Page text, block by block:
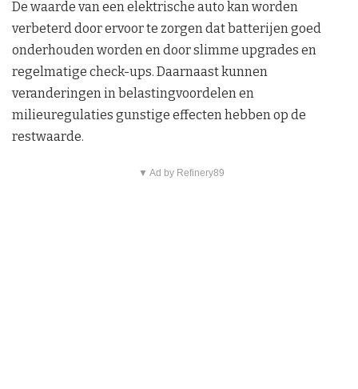
De waarde van een elektrische auto kan worden
verbeterd door ervoor te zorgen dat batterijen goed
onderhouden worden en door slimme upgrades en
regelmatige check-ups. Daarnaast kunnen
veranderingen in belastingvoordelen en
milieuregulaties gunstige effecten hebben op de
restwaarde.
▼ Ad by Refinery89